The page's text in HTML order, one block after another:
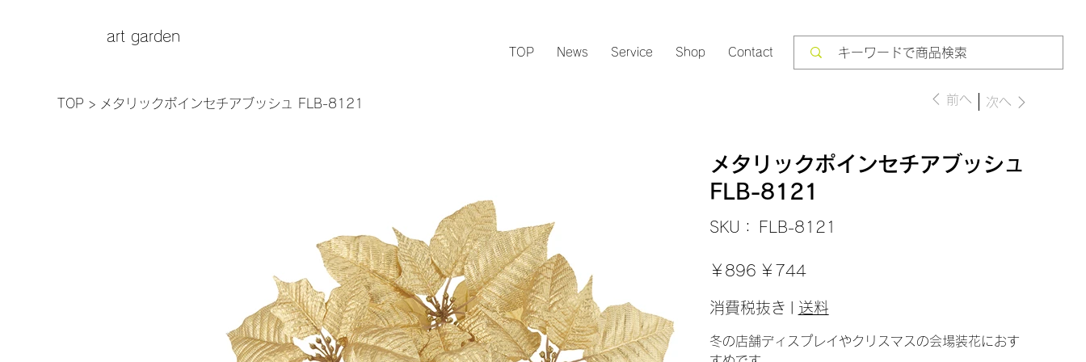
art garden
TOP News Service Shop Contact
TOP > メタリックポインセチアブッシュ FLB-8121 前へ 次へ
メタリックポインセチアブッシュ
FLB-8121
SKU：
FLB-
8121
FLB-8121
の
￥896
ー
格
￥744
消費税抜き 送料
冬の店舗ディスプレイやクリスマスの会場装花におす